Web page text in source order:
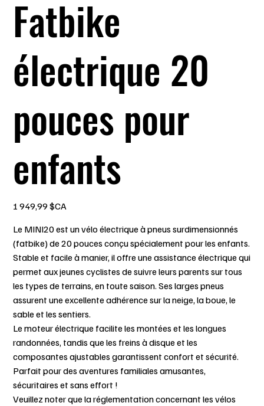
Fatbike
électrique 20
pouces pour
enfants
1 949,99 $CA
Le MINI20 est un vélo électrique à pneus surdimensionnés
(fatbike) de 20 pouces conçu spécialement pour les enfants.
Stable et facile à manier, il offre une assistance électrique qui
permet aux jeunes cyclistes de suivre leurs parents sur tous
les types de terrains, en toute saison. Ses larges pneus
assurent une excellente adhérence sur la neige, la boue, le
sable et les sentiers.
Le moteur électrique facilite les montées et les longues
randonnées, tandis que les freins à disque et les
composantes ajustables garantissent confort et sécurité.
Parfait pour des aventures familiales amusantes,
sécuritaires et sans effort !
Veuillez noter que la réglementation concernant les vélos